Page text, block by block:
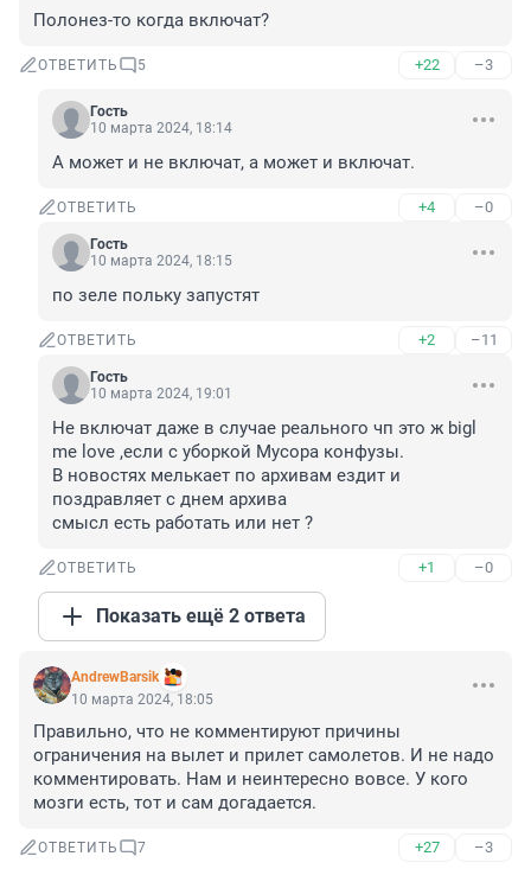
Полонез-то когда включат?
ОТВЕТИТЬ 5 +22 –3
Гость
10 марта 2024, 18:14
А может и не включат, а может и включат.
ОТВЕТИТЬ +4 –0
Гость
10 марта 2024, 18:15
по зеле польку запустят
ОТВЕТИТЬ +2 –11
Гость
10 марта 2024, 19:01
Не включат даже в случае реального чп это ж bigl
me love ,если с уборкой Мусора конфузы.
В новостях мелькает по архивам ездит и
поздравляет с днем архива
смысл есть работать или нет ?
ОТВЕТИТЬ +1 –0
Показать ещё 2 ответа
AndrewBarsik
10 марта 2024, 18:05
Правильно, что не комментируют причины
ограничения на вылет и прилет самолетов. И не надо
комментировать. Нам и неинтересно вовсе. У кого
мозги есть, тот и сам догадается.
ОТВЕТИТЬ 7 +27 –3